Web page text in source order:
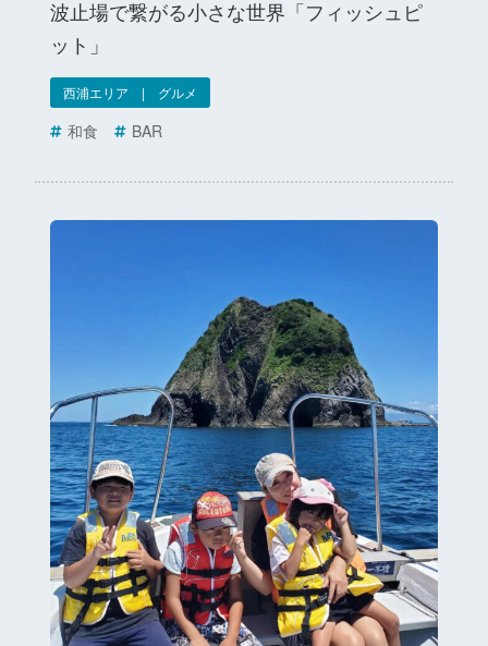
波止場で繋がる小さな世界「フィッシュピ
ット」
西浦エリア | グルメ
和食 BAR